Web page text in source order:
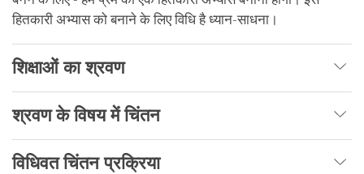
हितकारी अभ्यास को बनाने के लिए विधि है ध्यान-साधना।
शिक्षाओं का श्रवण
श्रवण के विषय में चिंतन
विधिवत चिंतन प्रक्रिया